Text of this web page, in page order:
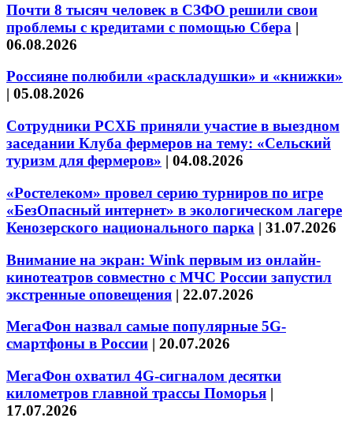
Почти 8 тысяч человек в СЗФО решили свои
проблемы с кредитами с помощью Сбера |
06.08.2026
Россияне полюбили «раскладушки» и «книжки»
| 05.08.2026
Сотрудники РСХБ приняли участие в выездном
заседании Клуба фермеров на тему: «Сельский
туризм для фермеров» | 04.08.2026
«Ростелеком» провел серию турниров по игре
«БезОпасный интернет» в экологическом лагере
Кенозерского национального парка | 31.07.2026
Внимание на экран: Wink первым из онлайн-
кинотеатров совместно с МЧС России запустил
экстренные оповещения | 22.07.2026
МегаФон назвал самые популярные 5G-
смартфоны в России | 20.07.2026
МегаФон охватил 4G-сигналом десятки
километров главной трассы Поморья |
17.07.2026